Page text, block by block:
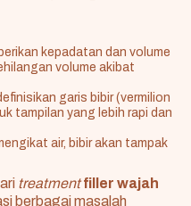
kepadatan dan volume
volume akibat
garis bibir (vermilion
tampilan yang lebih rapi dan
air, bibir akan tampak
treatment filler wajah
berbagai masalah